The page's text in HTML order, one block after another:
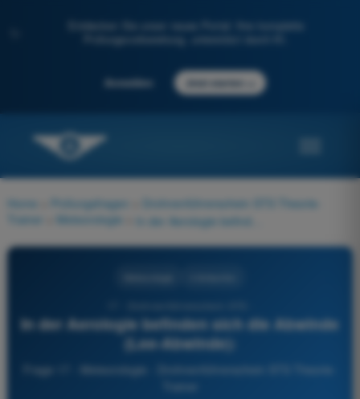
Entdecken Sie unser neues Portal: Ihre komplette
Prüfungsvorbereitung, unterstützt durch KI.
Anmelden Jetzt starten
Home Prüfungsfragen
Drohnenführerschein STS Theorie-
Trainer
Meteorologie
In der Aerologie befinden sich die Abwinde
(Lee-Abwinde):
Frage 17 - Meteorologie - Drohnenführerschein STS Theorie-